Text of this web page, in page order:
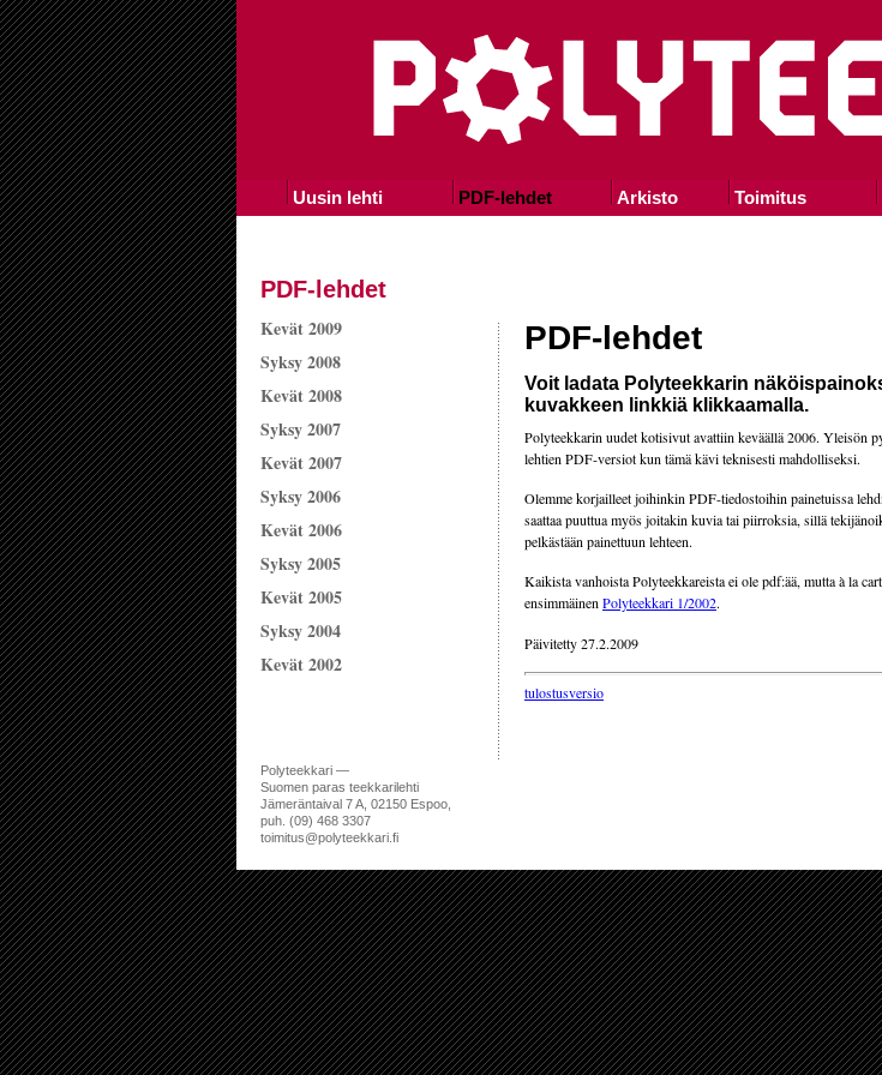
Uusin lehti PDF-lehdet Arkisto Toimitus
PDF-lehdet
Kevät 2009
Syksy 2008
Kevät 2008
Syksy 2007
Kevät 2007
Syksy 2006
Kevät 2006
Syksy 2005
Kevät 2005
Syksy 2004
Kevät 2002
PDF-lehdet
Voit ladata Polyteekkarin
kuvakkeen linkkiä klikkaamalla.
Polyteekkarin uudet kotisivut avattiin keväällä 2006. Yleisön
lehtien PDF-versiot kun tämä kävi teknisesti mahdolliseksi.
Olemme korjailleet joihinkin PDF-tiedostoihin painetuissa
saattaa puuttua myös joitakin kuvia tai piirroksia, sillä
pelkästään painettuun lehteen.
Kaikista vanhoista Polyteekkareista ei ole pdf:ää, mutta à la
ensimmäinen Polyteekkari 1/2002.
Päivitetty 27.2.2009
tulostusversio
Polyteekkari —
Suomen paras teekkarilehti
Jämeräntaival 7 A, 02150 Espoo,
puh. (09) 468 3307
toimitus@polyteekkari.fi